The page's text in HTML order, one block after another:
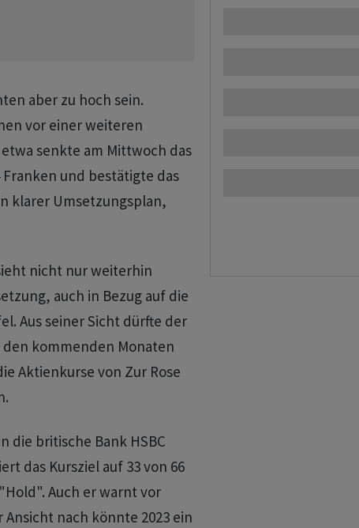
aber zu hoch sein.
vor einer weiteren
senkte am Mittwoch das
Franken und bestätigte das
klarer Umsetzungsplan,
nicht nur weiterhin
auch in Bezug auf die
Aus seiner Sicht dürfte der
kommenden Monaten
Aktienkurse von Zur Rose
die britische Bank HSBC
das Kursziel auf 33 von 66
Auch er warnt vor
nach könnte 2023 ein